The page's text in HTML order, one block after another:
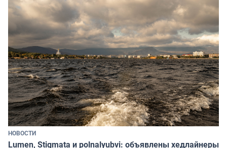
НОВОСТИ
Lumen, Stigmata и polnalyubvi: объявлены хедлайнеры